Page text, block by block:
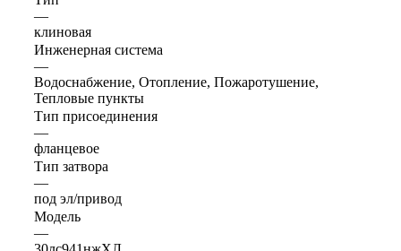
—
клиновая
Инженерная система
—
Водоснабжение, Отопление, Пожаротушение,
Тепловые пункты
Тип присоединения
—
фланцевое
Тип затвора
—
под эл/привод
Модель
—